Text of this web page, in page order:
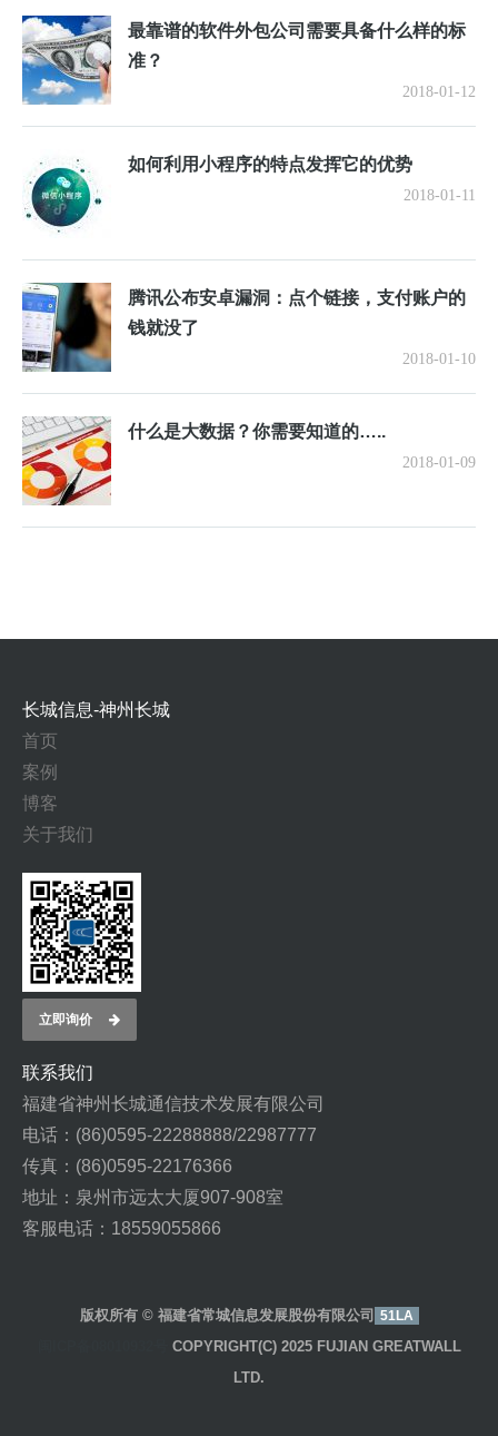
最靠谱的软件外包公司需要具备什么样的标
准？
2018-01-12
如何利用小程序的特点发挥它的优势
2018-01-11
腾讯公布安卓漏洞：点个链接，支付账户的
钱就没了
2018-01-10
什么是大数据？你需要知道的…..
2018-01-09
长城信息-神州长城
首页
案例
博客
关于我们
立即询价
联系我们
福建省神州长城通信技术发展有限公司
电话：(86)0595-22288888/22987777
传真：(86)0595-22176366
地址：泉州市远太大厦907-908室
客服电话：18559055866
版权所有 © 福建省常城信息发展股份有限公司 51LA
COPYRIGHT(C) 2025 FUJIAN GREATWALL
LTD.